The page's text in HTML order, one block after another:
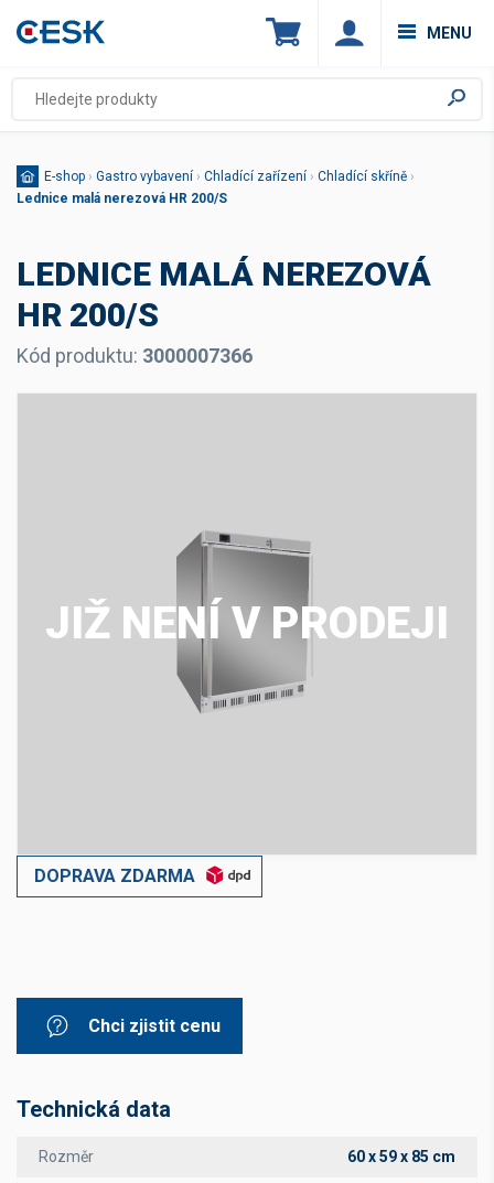
MENU
E-shop › Gastro vybavení › Chladící zařízení › Chladící skříně ›
Lednice malá nerezová HR 200/S
LEDNICE MALÁ NEREZOVÁ
HR 200/S
Kód produktu: 3000007366
JIŽ NENÍ V PRODEJI
DOPRAVA ZDARMA
Chci zjistit cenu
Technická data
Rozměr 60 x 59 x 85 cm